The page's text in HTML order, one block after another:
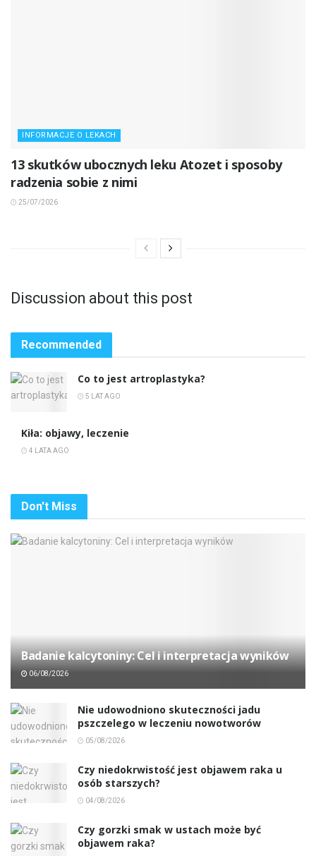
INFORMACJE O LEKACH
13 skutków ubocznych leku Atozet i sposoby
radzenia sobie z nimi
25/07/2026
Discussion about this post
Recommended
Co to jest artroplastyka?
5 LAT AGO
Kiła: objawy, leczenie
4 LATA AGO
Don't Miss
Badanie kalcytoniny: Cel i interpretacja wyników
06/08/2026
Nie udowodniono skuteczności jadu
pszczelego w leczeniu nowotworów
05/08/2026
Czy niedokrwistość jest objawem raka u
osób starszych?
04/08/2026
Czy gorzki smak w ustach może być
objawem raka?